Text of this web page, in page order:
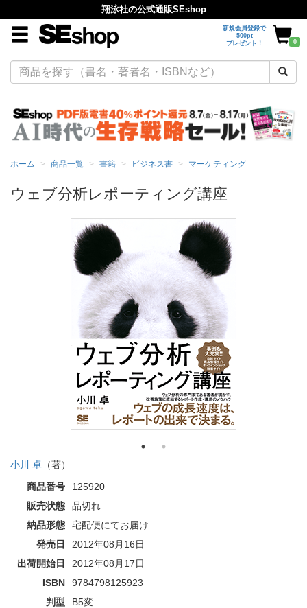
翔泳社の公式通販SEshop
新規会員登録で
500pt
プレゼント！
0
ホーム 商品一覧 書籍 ビジネス書 マーケティング
ウェブ分析レポーティング講座
小川 卓 （著）
商品番号
125920
販売状態
品切れ
納品形態
宅配便にてお届け
発売日
2012年08月16日
出荷開始日
2012年08月17日
ISBN
9784798125923
判型
B5変